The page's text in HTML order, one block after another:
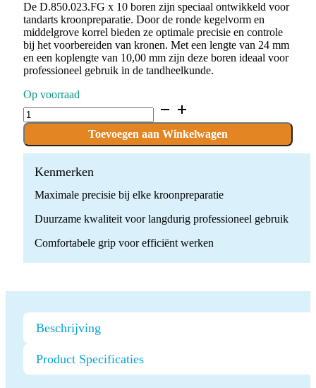
De D.850.023.FG x 10 boren zijn speciaal ontwikkeld voor
tandarts kroonpreparatie. Door de ronde kegelvorm en
middelgrove korrel bieden ze optimale precisie en controle
bij het voorbereiden van kronen. Met een lengte van 24 mm
en een koplengte van 10,00 mm zijn deze boren ideaal voor
professioneel gebruik in de tandheelkunde.
Op voorraad
D.850.023.FG
x
Boren
quantity
Toevoegen aan Winkelwagen
Kenmerken
Maximale precisie bij elke kroonpreparatie
Duurzame kwaliteit voor langdurig professioneel gebruik
Comfortabele grip voor efficiënt werken
Beschrijving
Product Specificaties